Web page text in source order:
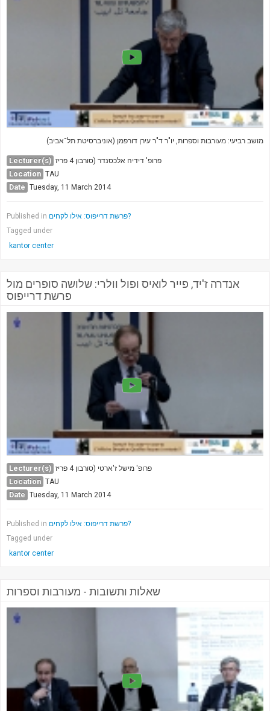
מושב רביעי: מעורבות וספרות, יו"ר ד"ר עירן דורפמן (אוניברסיטת תל־אביב)
Lecturer(s) פרופ' דידיה אלכסנדר (סורבון 4 פריז
Location TAU
Date Tuesday, 11 March 2014
Published in
פרשת דרייפוס: אילו לקחים?
Tagged under
kantor center
אנדרה ז'יד, פייר לואיס ופול וולרי: שלושה סופרים מול
פרשת דרייפוס
Lecturer(s) פרופ' מישל ז'ארטי (סורבון 4 פריז
Location TAU
Date Tuesday, 11 March 2014
Published in
פרשת דרייפוס: אילו לקחים?
Tagged under
kantor center
שאלות ותשובות - מעורבות וספרות